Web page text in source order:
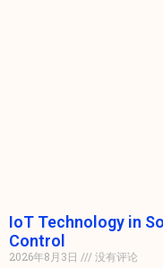
IoT Technology in
Control
2026年8月3日
没有评论